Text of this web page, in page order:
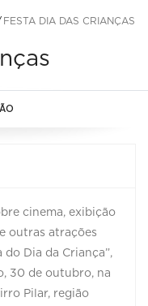
FESTA DIA DAS CRIANÇAS
cinema, exibição
outras atrações
do Dia da Criança”,
30 de outubro, na
Pilar, região